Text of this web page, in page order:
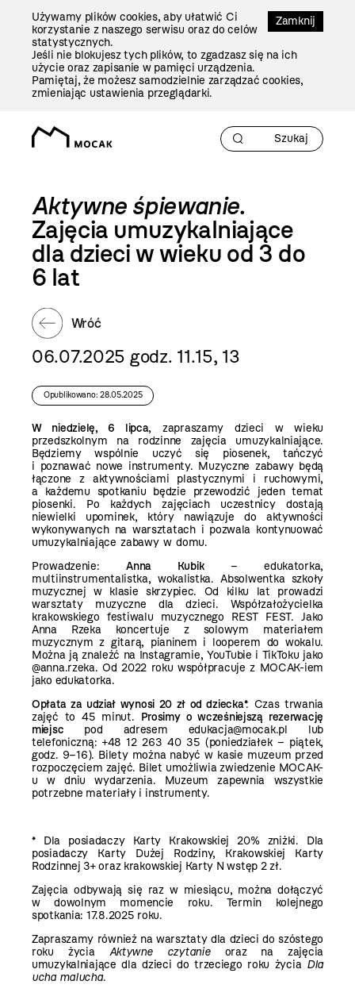
Zamknij
Używamy plików cookies, aby ułatwić Ci
korzystanie z naszego serwisu oraz do celów
statystycznych.
Jeśli nie blokujesz tych plików, to zgadzasz się na ich
użycie oraz zapisanie w pamięci urządzenia.
Pamiętaj, że możesz samodzielnie zarządzać cookies,
zmieniając ustawienia przeglądarki.
Aktywne śpiewanie.
Zajęcia umuzykalniające
dla dzieci w wieku od 3 do
6 lat
Wróć
06.07.2025 godz. 11.15, 13
Opublikowano: 28.05.2025
W niedzielę, 6 lipca, zapraszamy dzieci w wieku
przedszkolnym na rodzinne zajęcia umuzykalniające.
Będziemy wspólnie uczyć się piosenek, tańczyć
i poznawać nowe instrumenty. Muzyczne zabawy będą
łączone z aktywnościami plastycznymi i ruchowymi,
a każdemu spotkaniu będzie przewodzić jeden temat
piosenki. Po każdych zajęciach uczestnicy dostają
niewielki upominek, który nawiązuje do aktywności
wykonywanych na warsztatach i pozwala kontynuować
umuzykalniające zabawy w domu.
Prowadzenie:Anna Kubik– edukatorka,
multiinstrumentalistka, wokalistka. Absolwentka szkoły
muzycznej w klasie skrzypiec. Od kilku lat prowadzi
warsztaty muzyczne dla dzieci. Współzałożycielka
krakowskiego festiwalu muzycznego REST FEST. Jako
Anna Rzeka koncertuje z solowym materiałem
muzycznym z gitarą, pianinem i looperem do wokalu.
Można ją znaleźć na Instagramie, YouTubie i TikToku jako
@anna.rzeka. Od 2022 roku współpracuje z MOCAK-iem
jako edukatorka.
Opłata za udział wynosi 20 zł od dziecka*. Czas trwania
zajęć to 45 minut. Prosimy o wcześniejszą rezerwację
miejsc pod adresem edukacja@mocak.pl lub
telefoniczną: +48 12 263 40 35 (poniedziałek – piątek,
godz. 9–16). Bilety można nabyć w kasie muzeum przed
rozpoczęciem zajęć. Bilet umożliwia zwiedzenie MOCAK-
u w dniu wydarzenia. Muzeum zapewnia wszystkie
potrzebne materiały i instrumenty.
* Dla posiadaczy Karty Krakowskiej 20% zniżki. Dla
posiadaczy Karty Dużej Rodziny, Krakowskiej Karty
Rodzinnej 3+ oraz krakowskiej Karty N wstęp 2 zł.
Zajęcia odbywają się raz w miesiącu, można dołączyć
w dowolnym momencie roku. Termin kolejnego
spotkania: 17.8.2025 roku.
Zapraszamy również na warsztaty dla dzieci do szóstego
roku życia Aktywne czytanieoraz na zajęcia
umuzykalniające dla dzieci do trzeciego roku życia Dla
ucha malucha.